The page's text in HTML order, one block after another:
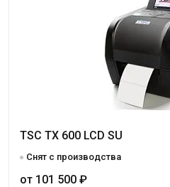
TSC TX 600 LCD SU
Снят с производства
от 101 500 ₽